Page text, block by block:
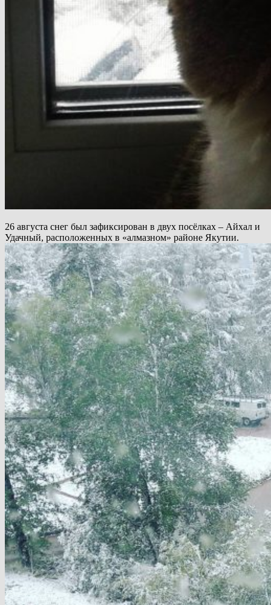
26 августа снег был зафиксирован в двух посёлках – Айхал и
Удачный, расположенных в «алмазном» районе Якутии.